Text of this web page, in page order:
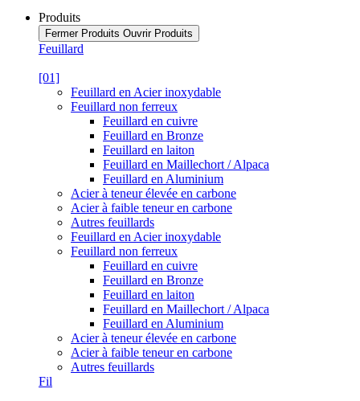
Produits
Fermer Produits Ouvrir Produits
Feuillard
[01]
Feuillard en Acier inoxydable
Feuillard non ferreux
Feuillard en cuivre
Feuillard en Bronze
Feuillard en laiton
Feuillard en Maillechort / Alpaca
Feuillard en Aluminium
Acier à teneur élevée en carbone
Acier à faible teneur en carbone
Autres feuillards
Feuillard en Acier inoxydable
Feuillard non ferreux
Feuillard en cuivre
Feuillard en Bronze
Feuillard en laiton
Feuillard en Maillechort / Alpaca
Feuillard en Aluminium
Acier à teneur élevée en carbone
Acier à faible teneur en carbone
Autres feuillards
Fil